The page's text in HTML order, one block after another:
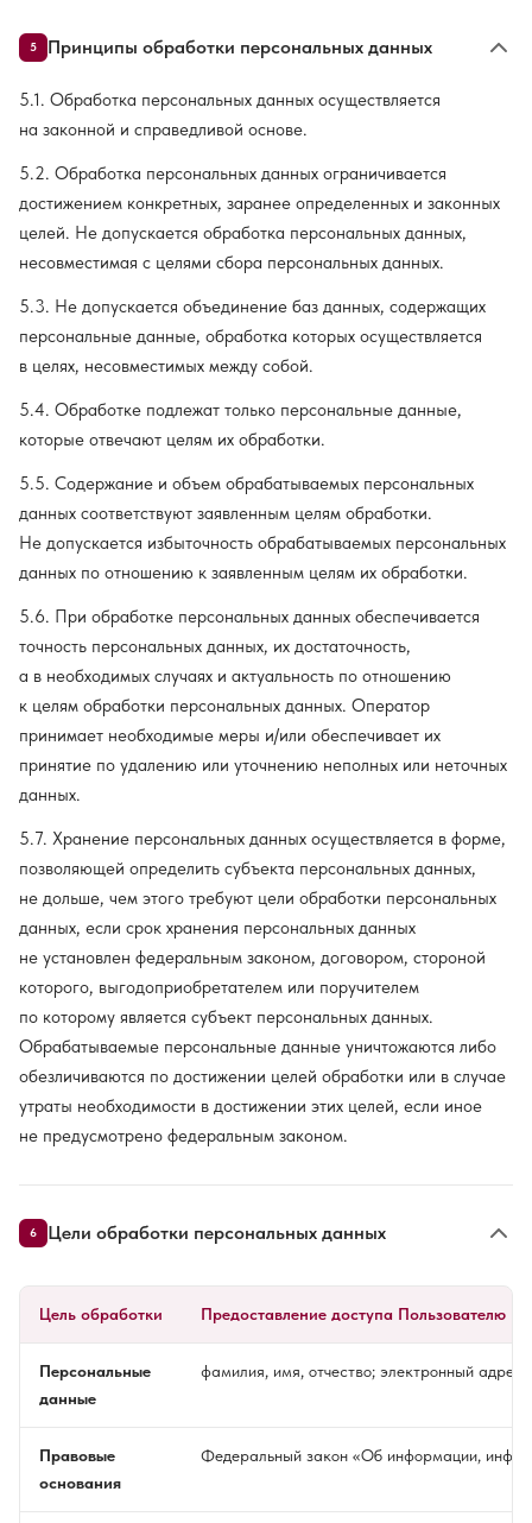
5 Принципы обработки персональных данных
5.1. Обработка персональных данных осуществляется
на законной и справедливой основе.
5.2. Обработка персональных данных ограничивается
достижением конкретных, заранее определенных и законных
целей. Не допускается обработка персональных данных,
несовместимая с целями сбора персональных данных.
5.3. Не допускается объединение баз данных, содержащих
персональные данные, обработка которых осуществляется
в целях, несовместимых между собой.
5.4. Обработке подлежат только персональные данные,
которые отвечают целям их обработки.
5.5. Содержание и объем обрабатываемых персональных
данных соответствуют заявленным целям обработки.
Не допускается избыточность обрабатываемых персональных
данных по отношению к заявленным целям их обработки.
5.6. При обработке персональных данных обеспечивается
точность персональных данных, их достаточность,
а в необходимых случаях и актуальность по отношению
к целям обработки персональных данных. Оператор
принимает необходимые меры и/или обеспечивает их
принятие по удалению или уточнению неполных или неточных
данных.
5.7. Хранение персональных данных осуществляется в форме,
позволяющей определить субъекта персональных данных,
не дольше, чем этого требуют цели обработки персональных
данных, если срок хранения персональных данных
не установлен федеральным законом, договором, стороной
которого, выгодоприобретателем или поручителем
по которому является субъект персональных данных.
Обрабатываемые персональные данные уничтожаются либо
обезличиваются по достижении целей обработки или в случае
утраты необходимости в достижении этих целей, если иное
не предусмотрено федеральным законом.
6 Цели обработки персональных данных
Цель обработки Предоставление доступа Пользователю
Персональные
данные
фамилия, имя, отчество; электронный
Правовые
основания
Федеральный закон «Об информации,